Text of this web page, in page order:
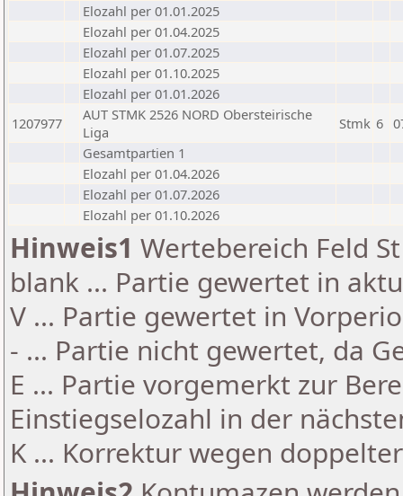
Elozahl per 01.01.2025
Elozahl per 01.04.2025
Elozahl per 01.07.2025
Elozahl per 01.10.2025
Elozahl per 01.01.2026
1207977
AUT STMK 2526 NORD Obersteirische
Liga
Stmk 6
Gesamtpartien 1
Elozahl per 01.04.2026
Elozahl per 01.07.2026
Elozahl per 01.10.2026
Hinweis1 Wertebereich Feld
blank ... Partie gewertet in
V ... Partie gewertet in
- ... Partie nicht gewertet, da
E ... Partie vorgemerkt zur
Einstiegselozahl in der
K ... Korrektur wegen